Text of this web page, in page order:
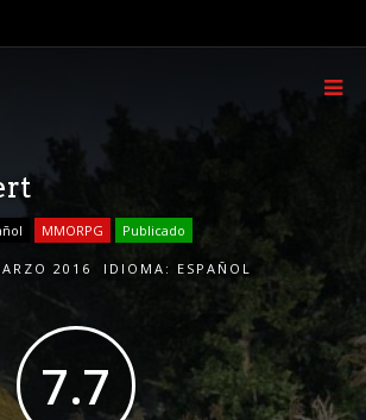
MMORPG Publicado
2016 IDIOMA: ESPAÑOL
7.7